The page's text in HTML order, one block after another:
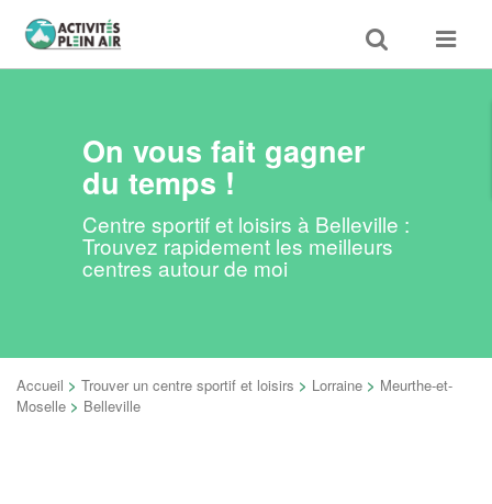
Toggle
search
Toggle
On vous fait gagner
du temps !
Centre sportif et loisirs à Belleville :
Trouvez rapidement les meilleurs
centres autour de moi
Accueil > Trouver un centre sportif et loisirs > Lorraine > Meurthe-et-
Moselle > Belleville